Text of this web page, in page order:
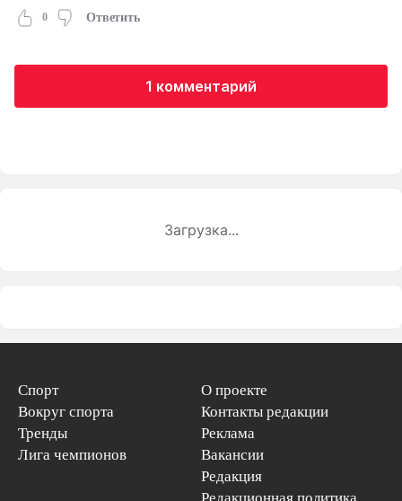
0 Ответить
1 комментарий
Загрузка...
Спорт
Вокруг спорта
Тренды
Лига чемпионов
О проекте
Контакты редакции
Реклама
Вакансии
Редакция
Редакционная политика